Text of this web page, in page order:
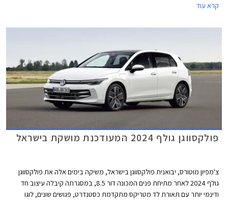
45,000 ₪ ביחס לדגם היוצא ועומד כעת על 299,900 ₪.
קרא עוד
פולקסווגן גולף 2024 המעודכנת מושקת בישראל
צ'מפיון מוטורס, יבואנית פולקסווגן בישראל, משיקה בימים אלה את פולקסווגן
גולף 2024 לאחר מתיחת פנים המכונה דור 8.5, במסגרתה קיבלה עיצוב חד
ודינמי יותר עם תאורת לד מטריקס מתקדמת כסטנדרט, פגושים שונים, לוגו